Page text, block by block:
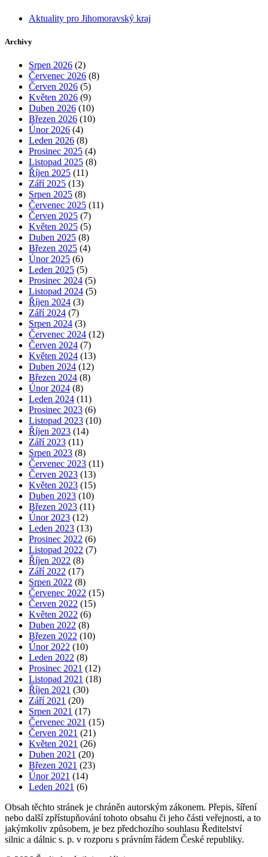
Aktuality pro Jihomoravský kraj
Archivy
Srpen 2026 (2)
Červenec 2026 (8)
Červen 2026 (5)
Květen 2026 (9)
Duben 2026 (10)
Březen 2026 (10)
Únor 2026 (4)
Leden 2026 (8)
Prosinec 2025 (4)
Listopad 2025 (8)
Říjen 2025 (11)
Září 2025 (13)
Srpen 2025 (8)
Červenec 2025 (11)
Červen 2025 (7)
Květen 2025 (5)
Duben 2025 (8)
Březen 2025 (4)
Únor 2025 (6)
Leden 2025 (5)
Prosinec 2024 (5)
Listopad 2024 (5)
Říjen 2024 (3)
Září 2024 (7)
Srpen 2024 (3)
Červenec 2024 (12)
Červen 2024 (7)
Květen 2024 (13)
Duben 2024 (12)
Březen 2024 (8)
Únor 2024 (8)
Leden 2024 (11)
Prosinec 2023 (6)
Listopad 2023 (10)
Říjen 2023 (14)
Září 2023 (11)
Srpen 2023 (8)
Červenec 2023 (11)
Červen 2023 (13)
Květen 2023 (15)
Duben 2023 (10)
Březen 2023 (11)
Únor 2023 (12)
Leden 2023 (13)
Prosinec 2022 (6)
Listopad 2022 (7)
Říjen 2022 (8)
Září 2022 (17)
Srpen 2022 (8)
Červenec 2022 (15)
Červen 2022 (15)
Květen 2022 (6)
Duben 2022 (8)
Březen 2022 (10)
Únor 2022 (10)
Leden 2022 (8)
Prosinec 2021 (12)
Listopad 2021 (18)
Říjen 2021 (30)
Září 2021 (20)
Srpen 2021 (17)
Červenec 2021 (15)
Červen 2021 (21)
Květen 2021 (26)
Duben 2021 (20)
Březen 2021 (23)
Únor 2021 (14)
Leden 2021 (6)
Obsah těchto stránek je chráněn autorským zákonem. Přepis, šíření
nebo další zpřístupňování tohoto obsahu či jeho části veřejnosti, a to
jakýmkoliv způsobem, je bez předchozího souhlasu Ředitelství
silnic a dálnic s. p. v rozporu s právním řádem České republiky.